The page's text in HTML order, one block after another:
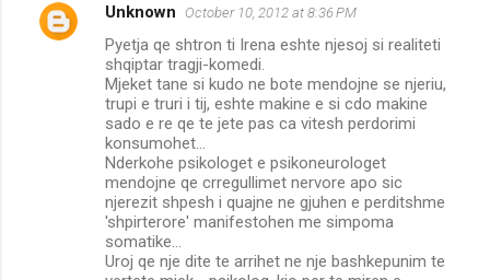
C
Unknown October 10, 2012 at 8:36 PM
Pyetja qe shtron ti Irena eshte njesoj si realiteti
shqiptar tragji-komedi.
Mjeket tane si kudo ne bote mendojne se njeriu,
trupi e truri i tij, eshte makine e si cdo makine
sado e re qe te jete pas ca vitesh perdorimi
konsumohet...
Nderkohe psikologet e psikoneurologet
mendojne qe crregullimet nervore apo sic
njerezit shpesh i quajne ne gjuhen e perditshme
'shpirterore' manifestohen me simpoma
somatike...
Uroj qe nje dite te arrihet ne nje bashkepunim te